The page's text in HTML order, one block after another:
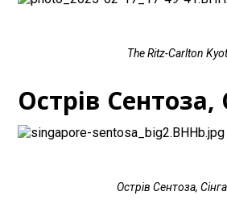
The Ritz-Carlton
Острів Сентоза,
Острів Сентоза,